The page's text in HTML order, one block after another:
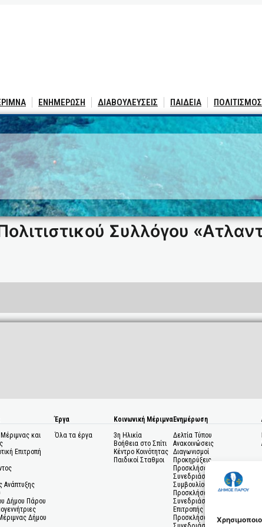
ΕΝΗΜΕΡΩΣΗ ΔΙΑΒΟΥΛΕΥΣΕΙΣ ΠΑΙΔΕΙΑ
Συλλόγου
Μέριμνας και
Επιτροπή
Ανάπτυξης
Δήμου Πάρου
Δήμου
Έργα
Όλα τα έργα
Κοινωνική Μέριμνα
3η Ηλικία
Βοήθεια στο Σπίτι
Κέντρο Κοινότητας
Παιδικοί Σταθμοι
Ενημέρωση
Δελτία Τύπου
Ανακοινώσεις
Διαγωνισμοί
Προκηρύξεις
Προσκλήσεις σε
Συνεδριάσεις Δημοτικού
Συμβουλίου
Προσκλήσεις σε
Συνεδριάσεις Δημοτικής
Επιτροπής
Προσκλήσεις σε